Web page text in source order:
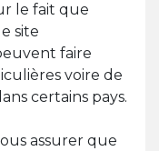
le fait que
site
faire
voire de
certains pays.
assurer que